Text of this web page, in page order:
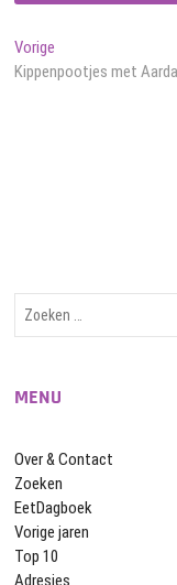
Bericht
navigatie
Vorige
bericht:
Kippenpootjes met
MENU
Over & Contact
Zoeken
EetDagboek
Vorige jaren
Top 10
Adresjes